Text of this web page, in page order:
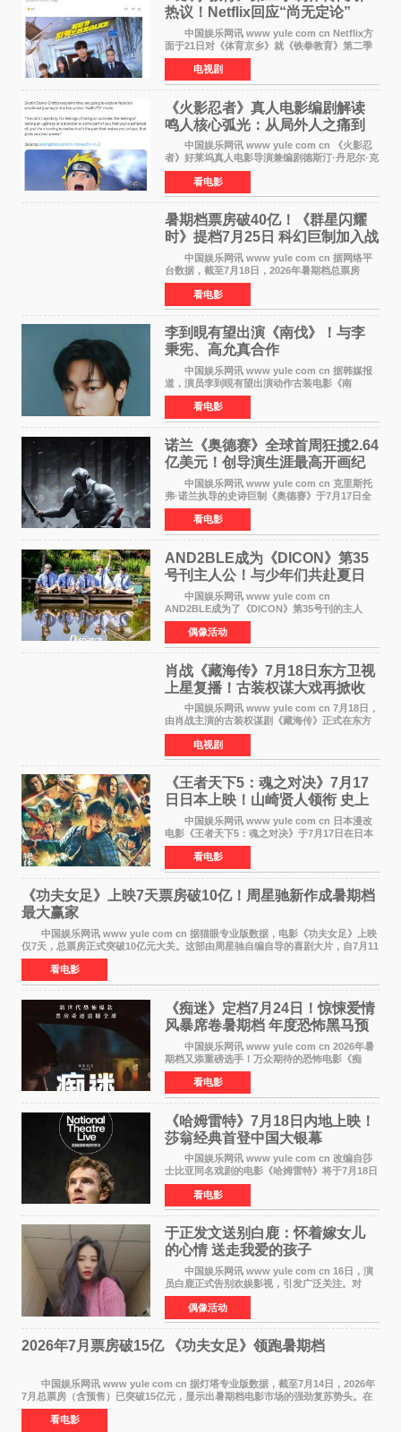
热议！Netflix回应“尚无定论”
中国娱乐网讯 www yule com cn Netflix方
面于21日对《体育京乡》就《铁拳教育》第二季
制作传闻划清界限，表示尚无定论。然而，业界
却有传闻称已就《铁拳教育》第二季的制作展开
了讨论——《
电视剧
《火影忍者》真人电影编剧解读
鸣人核心弧光：从局外人之痛到
自我觉醒
中国娱乐网讯 www yule com cn 《火影忍
者》好莱坞真人电影导演兼编剧德斯汀·丹尼尔·克
雷顿近日在采访中分享了对主角鸣人成长弧光的
理解，透露电影将深入探索鸣人作为局外人的情
感历程。
看电影
暑期档票房破40亿！《群星闪耀
时》提档7月25日 科幻巨制加入战
中国娱乐网讯 www yule com cn 据网络平
台数据，截至7月18日，2026年暑期档总票房
（含预售）已正式突破40亿元大关，年度总票房
也随之逼近197亿元。超百部中外佳片同台竞技，
点燃了盛夏的电
看电影
李到晛有望出演《南伐》！与李
秉宪、高允真合作
中国娱乐网讯 www yule com cn 据韩媒报
道，演员李到晛有望出演动作古装电影《南
伐》，与李秉宪、高允真合作，引发关注。
该片为动作古装片，讲述朝鲜初期，为了解救被
倭寇绑走的俘虏，9
看电影
诺兰《奥德赛》全球首周狂揽2.64
亿美元！创导演生涯最高开画纪
中国娱乐网讯 www yule com cn 克里斯托
弗·诺兰执导的史诗巨制《奥德赛》于7月17日全
球上映，首周末票房表现远超预期——北美首周
三天粗报1 245亿美元（开画3919馆），全球首周
2 641亿美元
看电影
AND2BLE成为《DICON》第35
号刊主人公！与少年们共赴夏日
之约
中国娱乐网讯 www yule com cn
AND2BLE成为了《DICON》第35号刊的主人
公，本期标题为And The Summer。作为出道后
首次担任杂志画报主角的完整体，AND2BLE用清
澈的少年感与全新的夏天相遇了
偶像活动
肖战《藏海传》7月18日东方卫视
上星复播！古装权谋大戏再掀收
视热潮
中国娱乐网讯 www yule com cn 7月18日，
由肖战主演的古装权谋剧《藏海传》正式在东方
卫视上星复播，引发广泛关注。该剧此前已在网
络平台播出，凭借精良制作和紧凑剧情收获不俗
口碑，此次上
电视剧
《王者天下5：魂之对决》7月17
日日本上映！山崎贤人领衔 史上
最大“函谷关防卫战”
中国娱乐网讯 www yule com cn 日本漫改
电影《王者天下5：魂之对决》于7月17日在日本
全国上映。这部由佐藤信介执导、山崎贤人主演
的历史动作片，改编自原泰久同名人气漫画，继
续讲述信和漂
看电影
《功夫女足》上映7天票房破10亿！周星驰新作成暑期档
最大赢家
中国娱乐网讯 www yule com cn 据猫眼专业版数据，电影《功夫女足》上映
仅7天，总票房正式突破10亿元大关。这部由周星驰自编自导的喜剧大片，自7月11
日公映以来便展现出惊人的市场统治力。
看电影
《痴迷》定档7月24日！惊悚爱情
风暴席卷暑期档 年度恐怖黑马预
中国娱乐网讯 www yule com cn 2026年暑
期档又添重磅选手！万众期待的恐怖电影《痴
迷》今日正式官宣定档，将于7月24日登陆内地各
大院线。这部被业内专家誉为新世代爆款恐怖电
影的作品，将为
看电影
《哈姆雷特》7月18日内地上映！
莎翁经典首登中国大银幕
中国娱乐网讯 www yule com cn 改编自莎
士比亚同名戏剧的电影《哈姆雷特》将于7月18日
在中国内地上映。这部跨越四百年的文学经典被
搬上大银幕，为观众带来一场视觉与听觉的双重
盛宴。 《
看电影
于正发文送别白鹿：怀着嫁女儿
的心情 送走我爱的孩子
中国娱乐网讯 www yule com cn 16日，演
员白鹿正式告别欢娱影视，引发广泛关注。对
此，欢娱影视创始人于正在社交平台发文回应，
字里行间流露不舍与祝福。 于正透露，以前
每次有演员到期不
偶像活动
2026年7月票房破15亿 《功夫女足》领跑暑期档
中国娱乐网讯 www yule com cn 据灯塔专业版数据，截至7月14日，2026年
7月总票房（含预售）已突破15亿元，显示出暑期档电影市场的强劲复苏势头。在
众多上映影片中，《功夫女足》《小黄人与大
看电影